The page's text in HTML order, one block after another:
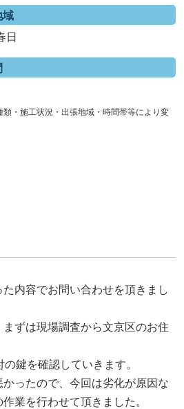
域
日
・施工状況・出張地域・時間帯等により変
内容でお問い合わせを頂きまし
ずは現場調査から文京区のお住
鍵を確認していきます。
ったので、今回は劣化が原因な
業を行わせて頂きました。